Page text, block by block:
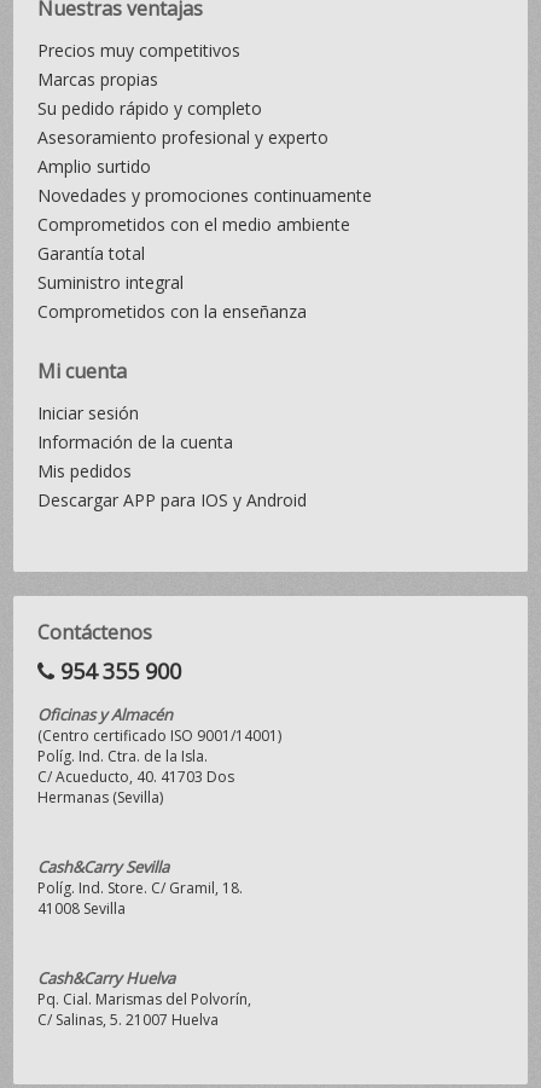
Nuestras ventajas
Precios muy competitivos
Marcas propias
Su pedido rápido y completo
Asesoramiento profesional y experto
Amplio surtido
Novedades y promociones continuamente
Comprometidos con el medio ambiente
Garantía total
Suministro integral
Comprometidos con la enseñanza
Mi cuenta
Iniciar sesión
Información de la cuenta
Mis pedidos
Descargar APP para IOS y Android
Contáctenos
954 355 900
Oficinas y Almacén
(Centro certificado ISO 9001/14001)
Políg. Ind. Ctra. de la Isla.
C/ Acueducto, 40. 41703 Dos
Hermanas (Sevilla)
Cash&Carry Sevilla
Políg. Ind. Store. C/ Gramil, 18.
41008 Sevilla
Cash&Carry Huelva
Pq. Cial. Marismas del Polvorín,
C/ Salinas, 5. 21007 Huelva